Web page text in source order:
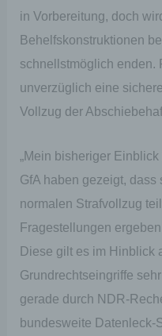
in Vorbereitung, doch
Behelfskonstruktionen
schnellstmöglich enden.
unverzüglich eine
Vollzug der
„Mein bisheriger
GfA haben gezeigt,
normalen Strafvollzug
Fragestellungen
Diese gilt es im Hinblick
Grundrechtseingriffe
gerade durch NDR-
bundesweite Datenleck-